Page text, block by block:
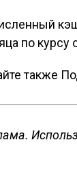
по курсу
также